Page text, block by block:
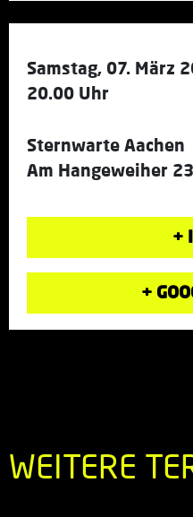
Samstag, 07. März
20.00 Uhr
Sternwarte Aachen
Am Hangeweiher
+
+
WEITERE